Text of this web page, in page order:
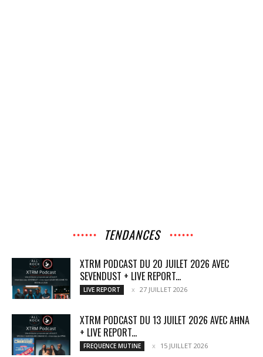
TENDANCES
XTRM PODCAST DU 20 JUILET 2026 AVEC
SEVENDUST + LIVE REPORT...
LIVE REPORT 27 JUILLET 2026
XTRM PODCAST DU 13 JUILET 2026 AVEC AĦNA
+ LIVE REPORT...
FREQUENCE MUTINE 15 JUILLET 2026